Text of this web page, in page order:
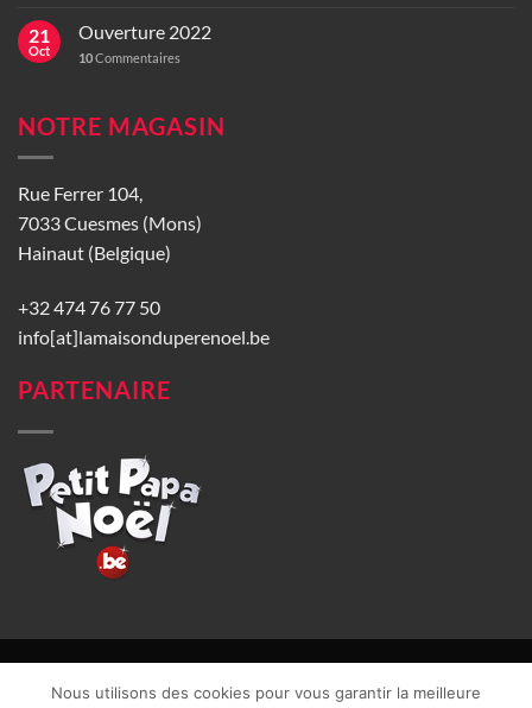
21
Oct
Ouverture 2022
10Commentaires
NOTRE MAGASIN
Rue Ferrer 104,
7033 Cuesmes (Mons)
Hainaut (Belgique)
+32 474 76 77 50
info[at]lamaisonduperenoel.be
PARTENAIRE
CGU| Vie privée| TVA : BE0840965749 | Site web réalisé par
Nous utilisons des cookies pour vous garantir la meilleure